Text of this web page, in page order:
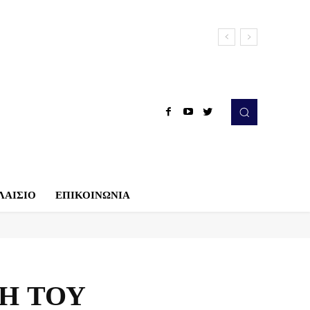
ΕΠΙΚΟΙΝΩΝΙΑ
ΤΟΥ